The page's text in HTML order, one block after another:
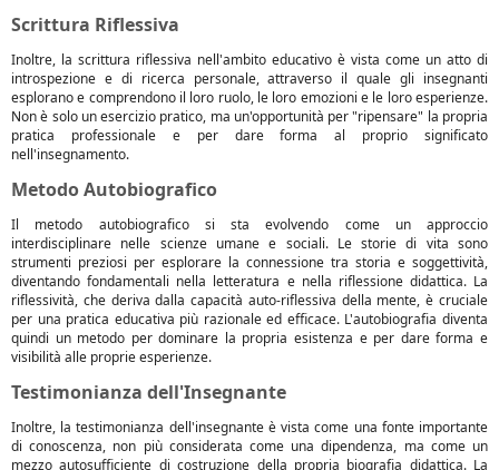
Scrittura Riflessiva
Inoltre, la scrittura riflessiva nell'ambito educativo è vista come un atto di
introspezione e di ricerca personale, attraverso il quale gli insegnanti
esplorano e comprendono il loro ruolo, le loro emozioni e le loro esperienze.
Non è solo un esercizio pratico, ma un'opportunità per "ripensare" la propria
pratica professionale e per dare forma al proprio significato
nell'insegnamento.
Metodo Autobiografico
Il metodo autobiografico si sta evolvendo come un approccio
interdisciplinare nelle scienze umane e sociali. Le storie di vita sono
strumenti preziosi per esplorare la connessione tra storia e soggettività,
diventando fondamentali nella letteratura e nella riflessione didattica. La
riflessività, che deriva dalla capacità auto-riflessiva della mente, è cruciale
per una pratica educativa più razionale ed efficace. L'autobiografia diventa
quindi un metodo per dominare la propria esistenza e per dare forma e
visibilità alle proprie esperienze.
Testimonianza dell'Insegnante
Inoltre, la testimonianza dell'insegnante è vista come una fonte importante
di conoscenza, non più considerata come una dipendenza, ma come un
mezzo autosufficiente di costruzione della propria biografia didattica. La